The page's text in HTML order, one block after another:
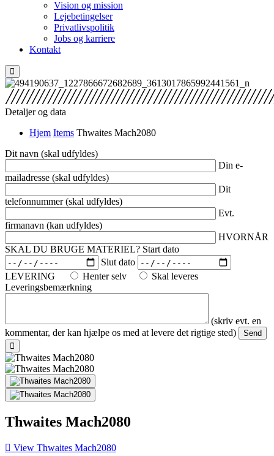
Vision og mission
Lejebetingelser
Privatlivspolitik
Jobs og karriere
Kontakt
Detaljer og data
Hjem Items Thwaites Mach2080
Dit navn (skal udfyldes)
Din e-
mailadresse (skal udfyldes)
Dit
telefonnummer (skal udfyldes)
Evt.
firmanavn (kan udfyldes)
HVORNÅR
SKAL DU BRUGE MATERIEL? Start dato
Slut dato
LEVERING
Henter selv
Skal leveres
Leveringsbemærkning
(skriv evt. en
kommentar, der kan hjælpe os med at levere det rigtige sted)
Thwaites Mach2080
View Thwaites Mach2080